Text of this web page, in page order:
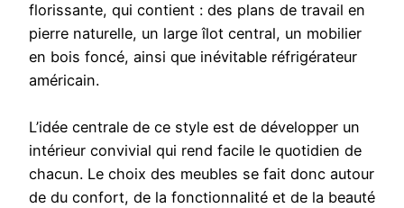
florissante, qui contient : des plans de travail en
pierre naturelle, un large îlot central, un mobilier
en bois foncé, ainsi que inévitable réfrigérateur
américain.
L’idée centrale de ce style est de développer un
intérieur convivial qui rend facile le quotidien de
chacun. Le choix des meubles se fait donc autour
de du confort, de la fonctionnalité et de la beauté